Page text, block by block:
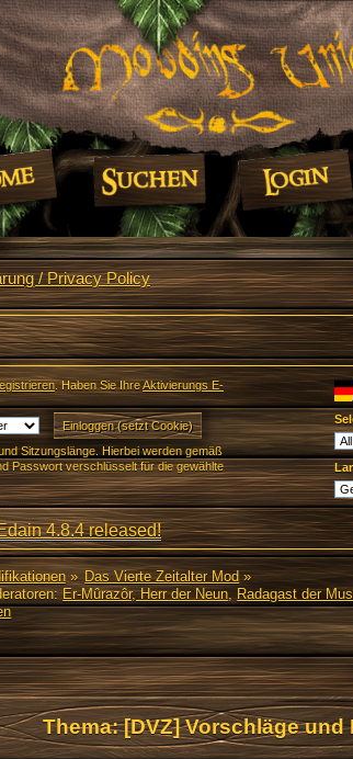
/ Privacy Policy
. Haben Sie IhreAktivierungs E-
Sitzungslänge. Hierbei werden gemäß
Passwort verschlüsselt für die gewählte
4.8.4 released!
» Das Vierte Zeitalter Mod»
Er-Mûrazôr, Herr der Neun,Radagast der
Thema: [DVZ] Vorschläge und